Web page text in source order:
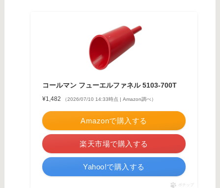
コールマン フューエルファネル 5103-700T
¥1,482 （2026/07/10 14:33時点 | Amazon調べ）
Amazonで購入する
楽天市場で購入する
Yahoo!で購入する
ポチップ